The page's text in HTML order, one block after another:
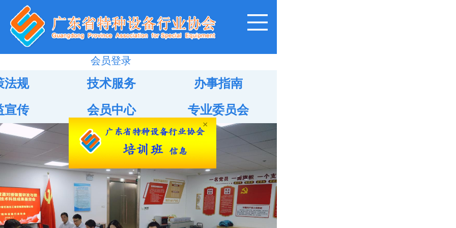
会员登录
法规 技术服务
办事指南
宣传
会员中心 专业委员会